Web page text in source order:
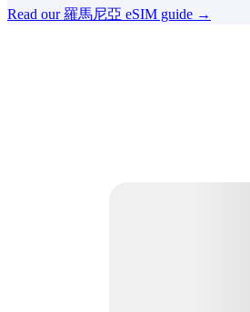
Read our 羅馬尼亞 eSIM guide →